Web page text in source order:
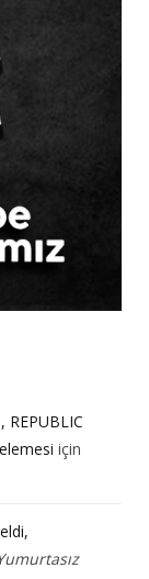
REPUBLIC
için